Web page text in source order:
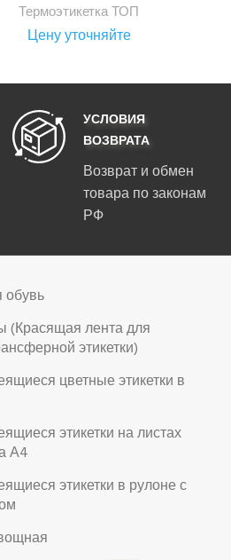
Термоэтикетка ТОП
Цену уточняйте
УСЛОВИЯ
ВОЗВРАТА
Возврат и обмен
товара по законам
РФ
обувь
(Красящая лента для
этикетки)
цветные этикетки в
этикетки на листах
А4
этикетки в рулоне с